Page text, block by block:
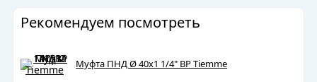
Рекомендуем посмотреть
Муфта ПНД Ø 40х1 1/4" ВР Tiemme